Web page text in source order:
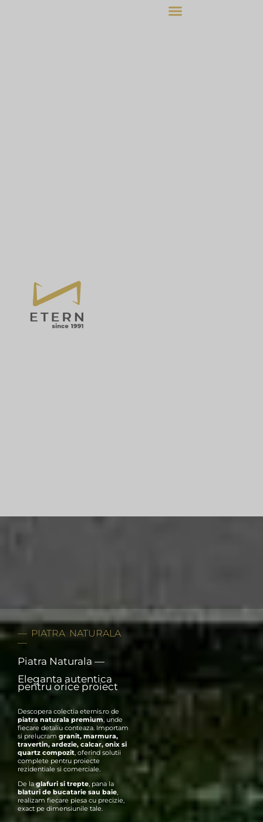
— PIATRA NATURALA
—
Piatra Naturala —
Eleganta autentica
pentru orice proiect
Descopera colectia eternis.ro de
piatra naturala premium, unde
fiecare detaliu conteaza. Importam
si prelucram granit, marmura,
travertin, ardezie, calcar, onix si
quartz compozit, oferind solutii
complete pentru proiecte
rezidentiale si comerciale.
De laglafuri si trepte, pana la
blaturi de bucatarie sau baie,
realizam fiecare piesa cu precizie,
exact pe dimensiunile tale.